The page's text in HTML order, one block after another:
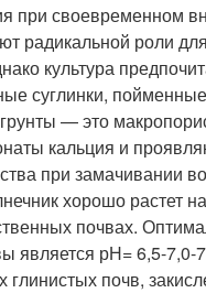
при своевременном
радикальной роли для
культура
суглинки,
— это
кальция и
при замачивании
хорошо растет на
почвах.
является рН= 6,5-7,0-
глинистых почв,